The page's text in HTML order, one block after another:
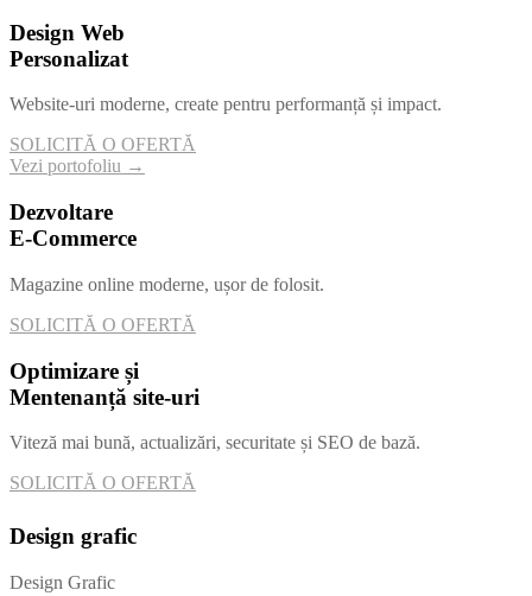
Design Web
Personalizat
Website-uri moderne, create pentru performanță și impact.
SOLICITĂ O OFERTĂ
Vezi portofoliu →
Dezvoltare
E-Commerce
Magazine online moderne, ușor de folosit.
SOLICITĂ O OFERTĂ
Optimizare și
Mentenanță site-uri
Viteză mai bună, actualizări, securitate și SEO de bază.
SOLICITĂ O OFERTĂ
Design grafic
Design Grafic